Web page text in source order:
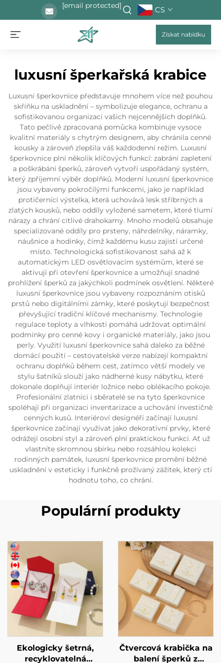
[email protected] CS
Získat nabídku
luxusní šperkařská krabice
Luxusní šperkovnice představuje mnohem více než pouhou
skříňku na uskladnění – symbolizuje elegance, ochranu a
sofistikovanou organizaci vašich nejcennějších doplňků.
Tato pečlivě zpracovaná pomůcka kombinuje vysoce
kvalitní materiály s chytrým designem, aby chránila cenné
kousky a zároveň zlepšila váš každodenní režim. Luxusní
šperkovnice plní několik klíčových funkcí: zabrání zapletení
a poškrábání šperků, zároveň vytvoří uspořádaný systém,
který zpříjemní výběr doplňků. Moderní luxusní šperkovnice
jsou vybaveny pokročilými funkcemi, jako je například
protičernící výstelka, která uchovává lesk stříbrných a
zlatých kousků, nebo oddíly vyložené sametem, které tlumí
nárazy a chrání citlivé drahokamy. Mnoho modelů obsahuje
specializované oddíly pro prsteny, náhrdelníky, náramky,
náušnice a hodinky, čímž každému kusu zajistí určené
místo. Technologická sofistikovanost sahá až k
automatickým LED osvětlovacím systémům, které se
aktivují při otevření šperkovnice a umožňují snadné
prohlížení šperků za jakýchkoli podmínek osvětlení. Některé
luxusní šperkovnice jsou vybaveny rozpoznáním otisků
prstů nebo digitálními zámky, které poskytují bezpečnost
převyšující tradiční klíčové mechanismy. Technologie
regulace teploty a vlhkosti pomáhá udržovat optimální
podmínky pro cenné kovy i organické materiály, jako jsou
perly. Využití luxusní šperkovnice sahá daleko za běžné
domácí použití – cestovatelské verze nabízejí kompaktní
ochranu doplňků během cest, zatímco větší modely ve
stylu šatníků slouží jako nádherné kusy nábytku, které
dokonale doplňují interiér ložnice nebo oblékacího pokoje.
Profesionální zlatníci i sběratelé se na tyto šperkovnice
spoléhají při organizaci inventarizace a uchování investičně
cenných kusů. Interiéroví designéři začínají luxusní
šperkovnice začínají využívat jako dekorativní prvky, které
odrážejí osobní styl a zároveň plní praktickou funkci. Ať už
vlastníte skromnou sbírku nebo rozsáhlou kolekci
rodinných památek, luxusní šperkovnice promění běžné
uskladnění v esteticky i funkčně prožívaný zážitek, který ctí
hodnotu toho, co chrání.
Populární produkty
Ekologicky šetrná,
recyklovatelná
Čtvercová krabička na
balení šperků z